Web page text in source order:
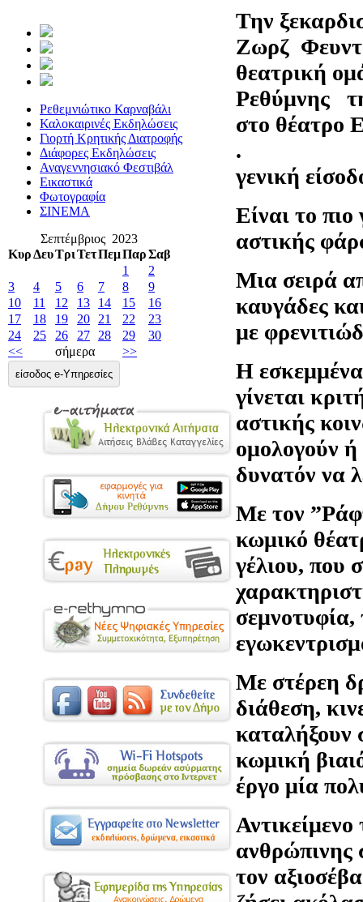
Ρεθεμνιώτικο Καρναβάλι
Καλοκαιρινές Εκδηλώσεις
Γιορτή Κρητικής Διατροφής
Διάφορες Εκδηλώσεις
Αναγεννησιακό Φεστιβάλ
Εικαστικά
Φωτογραφία
ΣΙΝΕΜΑ
Σεπτέμβριος 2023
ΚυρΔευΤριΤετΠεμΠαρΣαβ
1
2
3
4 5 6 7 8
9
10
11 12 13 14 15
16
17
18 19 20 21 22
23
24
25 26 27 28 29
30
<<
σήμερα >>
είσοδος e-Υπηρεσίες
Την
Ζωρζ
θεατρική
Ρεθύμνης
στο θέατρο
.
γενική
Είναι το
αστικής
Μια σειρά
καυγάδες
με
Η
γίνεται
αστικής
ομολογούν
δυνατόν να
Με τον
κωμικό
γέλιου, που
σεμνοτυφία,
Με στέρεη
διάθεση,
καταλήξουν
κωμική
έργο μία
ανθρώπινης
τον